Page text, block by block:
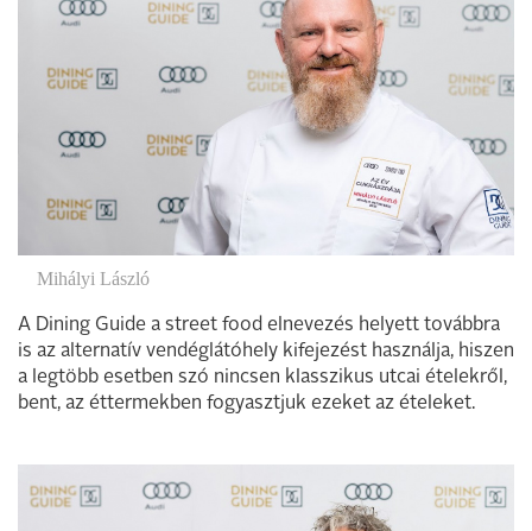
Mihályi László
A Dining Guide a street food elnevezés helyett továbbra
is az alternatív vendéglátóhely kifejezést használja, hiszen
a legtöbb esetben szó nincsen klasszikus utcai ételekről,
bent, az éttermekben fogyasztjuk ezeket az ételeket.